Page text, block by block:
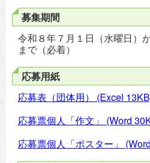
募集期間
令和８年７月１日（水曜日）
まで（必着）
応募用紙
応募表（団体用）
(Excel
応募票個人「作文」
(Word
応募票個人「ポスター」